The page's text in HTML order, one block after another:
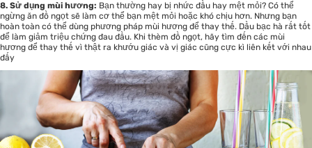
8. Sử dụng mùi hương: Bạn thường hay bị nhức đầu hay mệt mỏi? Có thể
ngừng ăn đồ ngọt sẽ làm cơ thể bạn mệt mỏi hoặc khó chịu hơn. Nhưng bạn
hoàn toàn có thể dùng phương pháp mùi hương để thay thế. Dầu bạc hà rất tốt
để làm giảm triệu chứng đau đầu. Khi thèm đồ ngọt, hãy tìm đến các mùi
hương để thay thế vì thật ra khướu giác và vị giác cũng cực kì liên kết với nhau
đấy